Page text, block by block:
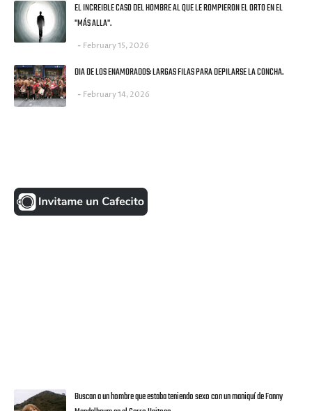
EL INCREIBLE CASO DEL HOMBRE AL QUE LE ROMPIERON EL ORTO EN EL
"MÁS ALLA".
February 15, 2026
DIA DE LOS ENAMORADOS: LARGAS FILAS PARA DEPILARSE LA CONCHA.
February 14, 2026
Buscan a un hombre que estaba teniendo sexo con un maniquí de Fanny